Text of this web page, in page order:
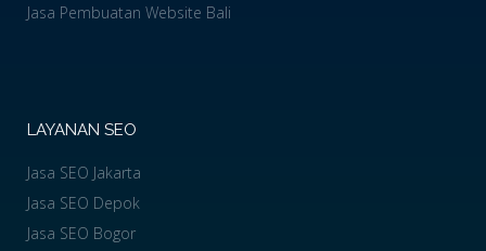
Jasa Pembuatan Website Bali
LAYANAN SEO
Jasa SEO Jakarta
Jasa SEO Depok
Jasa SEO Bogor